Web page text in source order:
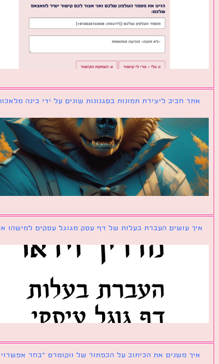
חביב ליצירת תמונות בסגנונות שונים על ידי בינה מלאכותית
עושים העברת בעלות של דף עסק מגוגל עסקים למישהו אחר?
משנים את הכיתוב על הכפתור של ווקומרס ״בחר אפשרויות״